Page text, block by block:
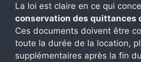
La loi est claire en ce qui
conservation des quittances
Ces documents doivent être
toute la durée de la location,
supplémentaires après la fin